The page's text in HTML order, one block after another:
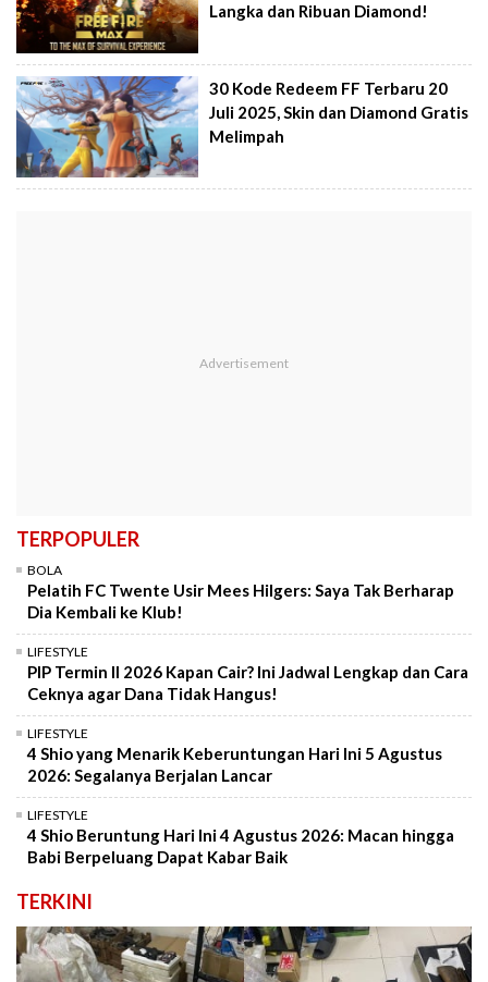
Langka dan Ribuan Diamond!
30 Kode Redeem FF Terbaru 20
Juli 2025, Skin dan Diamond Gratis
Melimpah
TERPOPULER
BOLA
Pelatih FC Twente Usir Mees Hilgers: Saya Tak Berharap
Dia Kembali ke Klub!
LIFESTYLE
PIP Termin II 2026 Kapan Cair? Ini Jadwal Lengkap dan Cara
Ceknya agar Dana Tidak Hangus!
LIFESTYLE
4 Shio yang Menarik Keberuntungan Hari Ini 5 Agustus
2026: Segalanya Berjalan Lancar
LIFESTYLE
4 Shio Beruntung Hari Ini 4 Agustus 2026: Macan hingga
Babi Berpeluang Dapat Kabar Baik
TERKINI